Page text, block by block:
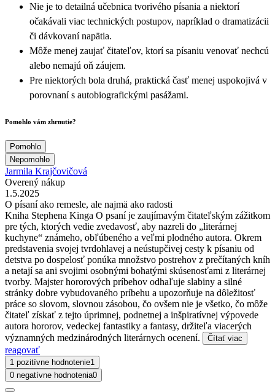
Nie je to detailná učebnica tvorivého písania a niektorí
očakávali viac technických postupov, napríklad o dramatizácii
či dávkovaní napätia.
Môže menej zaujať čitateľov, ktorí sa písaniu venovať nechcú
alebo nemajú oň záujem.
Pre niektorých bola druhá, praktická časť menej uspokojivá v
porovnaní s autobiografickými pasážami.
Pomohlo vám zhrnutie?
Pomohlo
Nepomohlo
Jarmila Krajčovičová
Overený nákup
1.5.2025
O písaní ako remesle, ale najmä ako radosti
Kniha Stephena Kinga O psaní je zaujímavým čitateľským zážitkom
pre tých, ktorých vedie zvedavosť, aby nazreli do „literárnej
kuchyne“ známeho, obľúbeného a veľmi plodného autora. Okrem
predstavenia svojej tvrdohlavej a neústupčivej cesty k písaniu od
detstva po dospelosť ponúka množstvo postrehov z prečítaných kníh
a netají sa ani svojimi osobnými bohatými skúsenosťami z literárnej
tvorby. Majster hororových príbehov odhaľuje slabiny a silné
stránky dobre vybudovaného príbehu a upozorňuje na dôležitosť
práce so slovom, slovnou zásobou, čo ovšem nie je všetko, čo môže
čitateľ získať z tejto úprimnej, podnetnej a inšpiratívnej výpovede
autora hororov, vedeckej fantastiky a fantasy, držiteľa viacerých
významných medzinárodných literárnych ocenení.
Čítať viac
reagovať
1 pozitívne hodnotenie1
0 negatívne hodnotenia0